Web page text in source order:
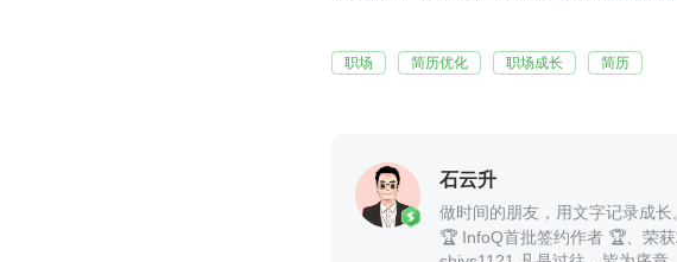
职场 简历优化 职场成长 简历
石云升
做时间的朋友，用文字记录成长
🏆 InfoQ首批签约作者 🏆、荣